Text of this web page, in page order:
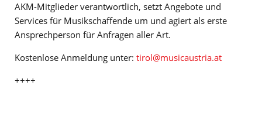
AKM-Mitglieder verantwortlich, setzt Angebote und
Services für Musikschaffende um und agiert als erste
Ansprechperson für Anfragen aller Art.
Kostenlose Anmeldung unter: tirol@musicaustria.at
++++